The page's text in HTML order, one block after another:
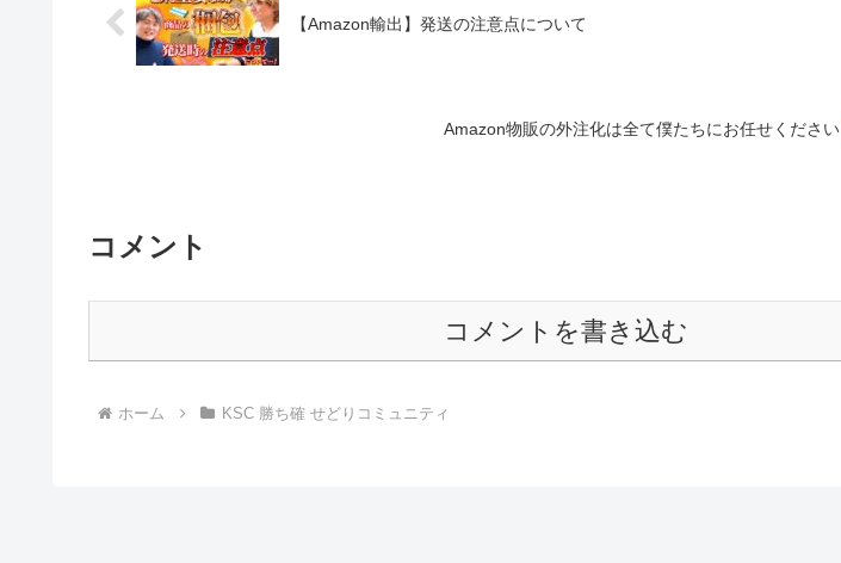
【Amazon輸出】発送の注意点について
Amazon物販の外注化は全て僕たちにお任せください
コメント
コメントを書き込む
ホーム KSC 勝ち確 せどりコミュニティ